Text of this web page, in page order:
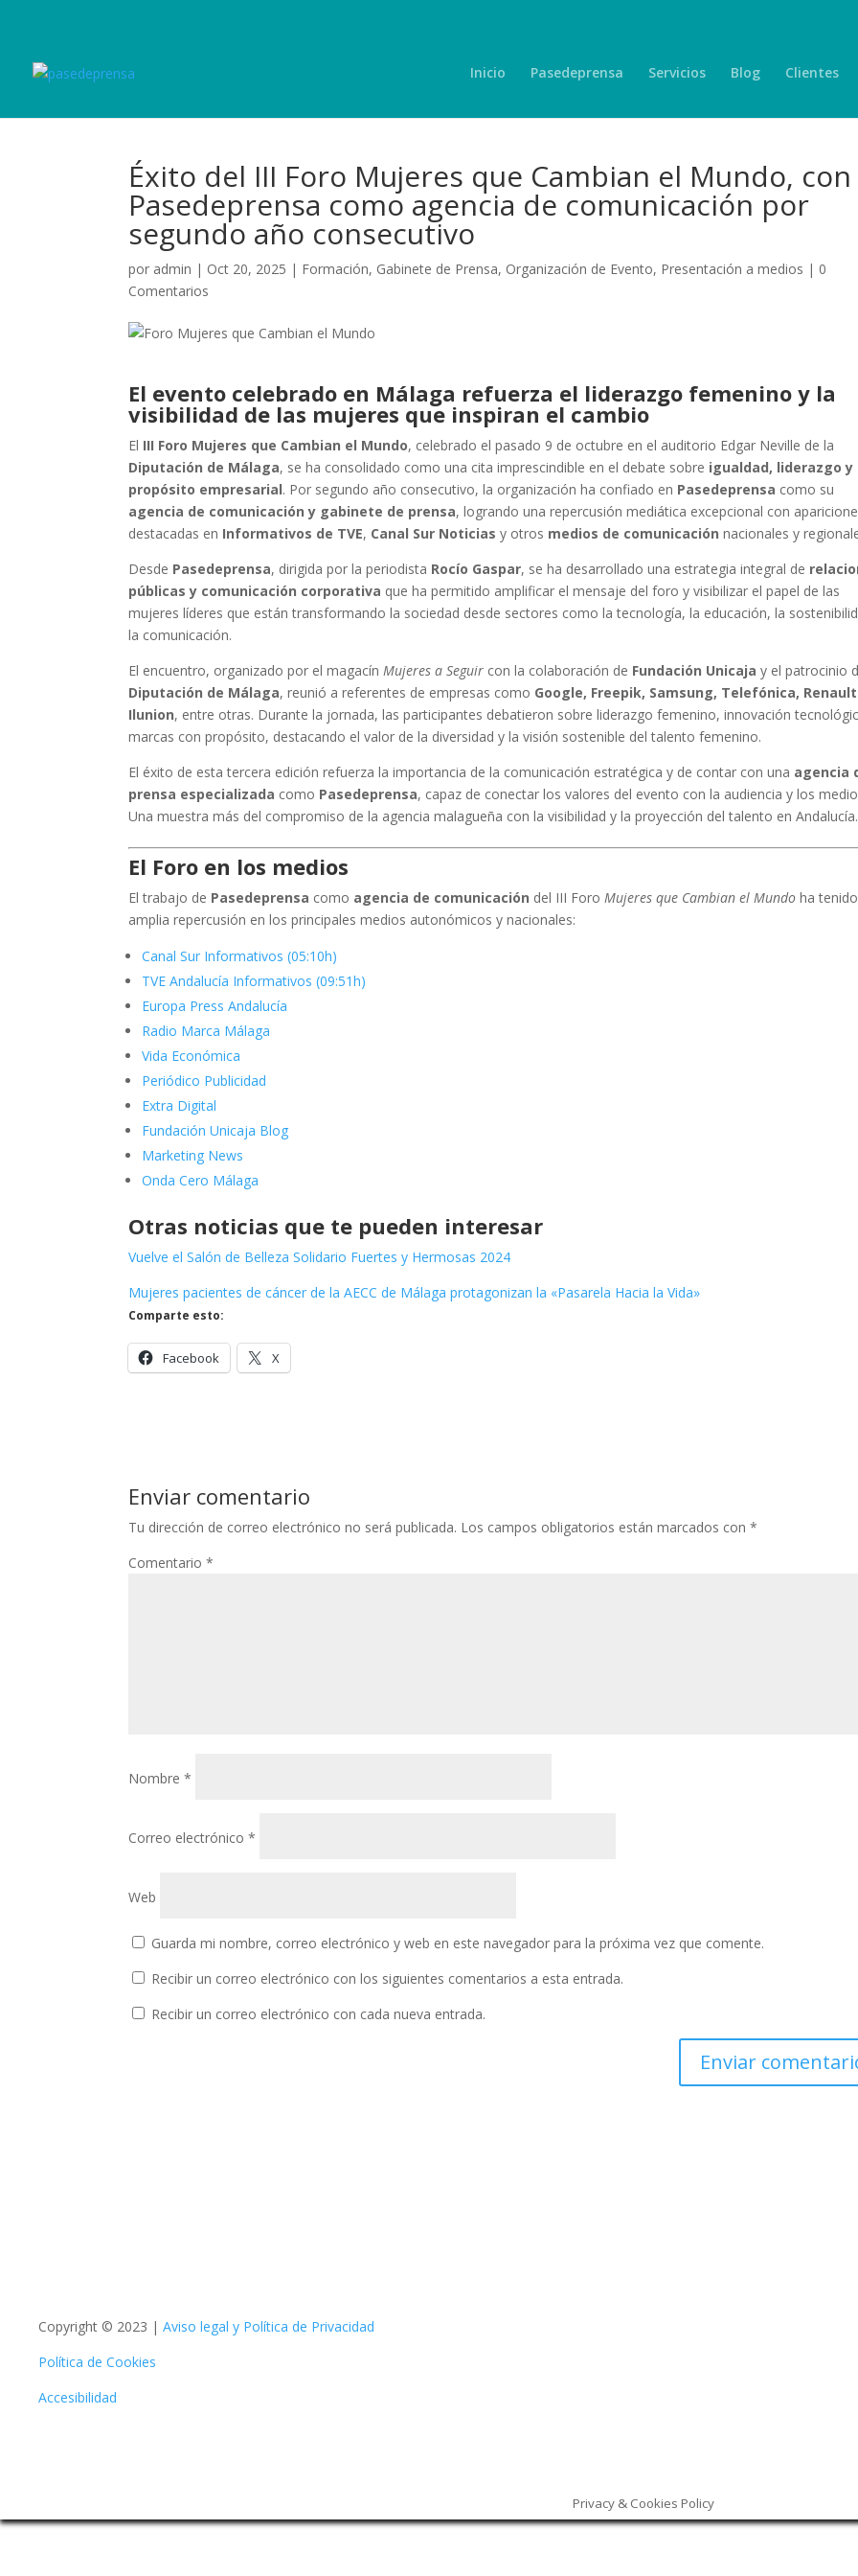
Inicio Pasedeprensa Servicios Blog Clientes
Éxito del III Foro Mujeres que Cambian el Mundo, con
Pasedeprensa como agencia de comunicación por
segundo año consecutivo
por admin | Oct 20, 2025 | Formación, Gabinete de Prensa, Organización de Evento, Presentación a medios | 0
Comentarios
El evento celebrado en Málaga refuerza el liderazgo femenino y la
visibilidad de las mujeres que inspiran el cambio
El III Foro Mujeres que Cambian el Mundo, celebrado el pasado 9 de octubre en el auditorio Edgar Neville de la
Diputación de Málaga, se ha consolidado como una cita imprescindible en el debate sobre igualdad, liderazgo y
propósito empresarial. Por segundo año consecutivo, la organización ha confiado en Pasedeprensa como su
agencia de comunicación y gabinete de prensa, logrando una repercusión mediática excepcional con
destacadas en Informativos de TVE, Canal Sur Noticias y otros medios de comunicación nacionales y
Desde Pasedeprensa, dirigida por la periodista Rocío Gaspar, se ha desarrollado una estrategia integral de
públicas y comunicación corporativa que ha permitido amplificar el mensaje del foro y visibilizar el papel de las
mujeres líderes que están transformando la sociedad desde sectores como la tecnología, la educación, la
la comunicación.
El encuentro, organizado por el magacínMujeres a Seguir con la colaboración de Fundación Unicaja y el patrocinio
Diputación de Málaga, reunió a referentes de empresas como Google, Freepik, Samsung, Telefónica, Renault
Ilunion, entre otras. Durante la jornada, las participantes debatieron sobre liderazgo femenino, innovación
marcas con propósito, destacando el valor de la diversidad y la visión sostenible del talento femenino.
El éxito de esta tercera edición refuerza la importancia de la comunicación estratégica y de contar con una agencia
prensa especializada como Pasedeprensa, capaz de conectar los valores del evento con la audiencia y los
Una muestra más del compromiso de la agencia malagueña con la visibilidad y la proyección del talento en Andalucía.
El Foro en los medios
El trabajo de Pasedeprensa como agencia de comunicación del III ForoMujeres que Cambian el Mundo ha
amplia repercusión en los principales medios autonómicos y nacionales:
Canal Sur Informativos (05:10h)
TVE Andalucía Informativos (09:51h)
Europa Press Andalucía
Radio Marca Málaga
Vida Económica
Periódico Publicidad
Extra Digital
Fundación Unicaja Blog
Marketing News
Onda Cero Málaga
Otras noticias que te pueden interesar
Vuelve el Salón de Belleza Solidario Fuertes y Hermosas 2024
Mujeres pacientes de cáncer de la AECC de Málaga protagonizan la «Pasarela Hacia la Vida»
Comparte esto:
Facebook X
Enviar comentario
Tu dirección de correo electrónico no será publicada. Los campos obligatorios están marcados con*
Comentario*
Nombre*
Correo electrónico*
Web
Guarda mi nombre, correo electrónico y web en este navegador para la próxima vez que comente.
Recibir un correo electrónico con los siguientes comentarios a esta entrada.
Recibir un correo electrónico con cada nueva entrada.
Copyright © 2023 | Aviso legal y Política de Privacidad
Política de Cookies
Accesibilidad
Privacy & Cookies Policy